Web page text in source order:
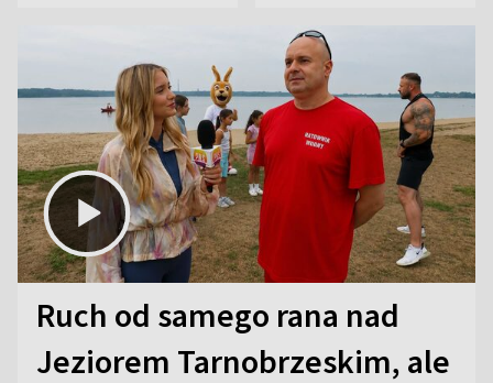
Ruch od samego rana nad
Jeziorem Tarnobrzeskim, ale